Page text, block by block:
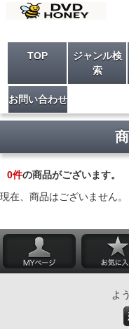
TOP
ジャンル検
索
お問い合わせ
0件の商品がございます。
現在、商品はございません。
よ